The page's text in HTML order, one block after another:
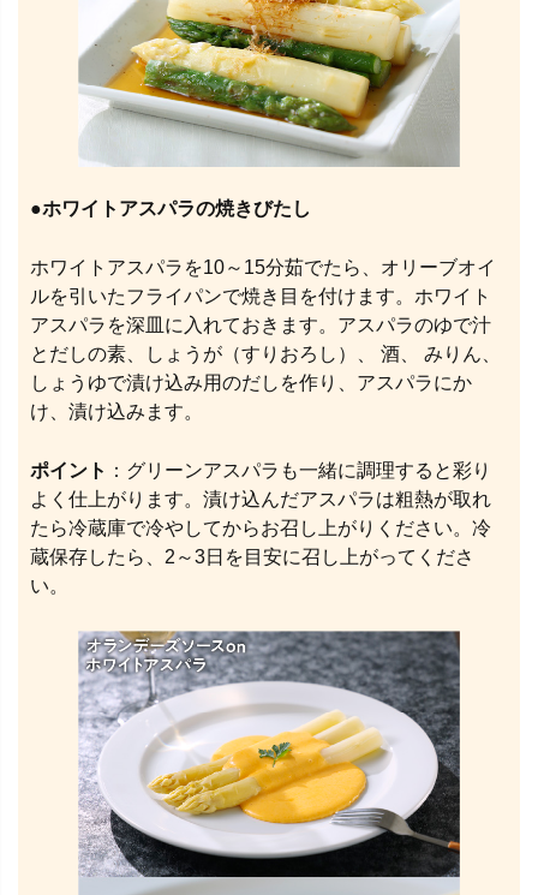
●ホワイトアスパラの焼きびたし
ホワイトアスパラを10～15分茹でたら、オリーブオイ
ルを引いたフライパンで焼き目を付けます。ホワイト
アスパラを深皿に入れておきます。アスパラのゆで汁
とだしの素、しょうが（すりおろし）、 酒、 みりん、
しょうゆで漬け込み用のだしを作り、アスパラにか
け、漬け込みます。
ポイント ：グリーンアスパラも一緒に調理すると彩り
よく仕上がります。漬け込んだアスパラは粗熱が取れ
たら冷蔵庫で冷やしてからお召し上がりください。冷
蔵保存したら、2～3日を目安に召し上がってくださ
い。